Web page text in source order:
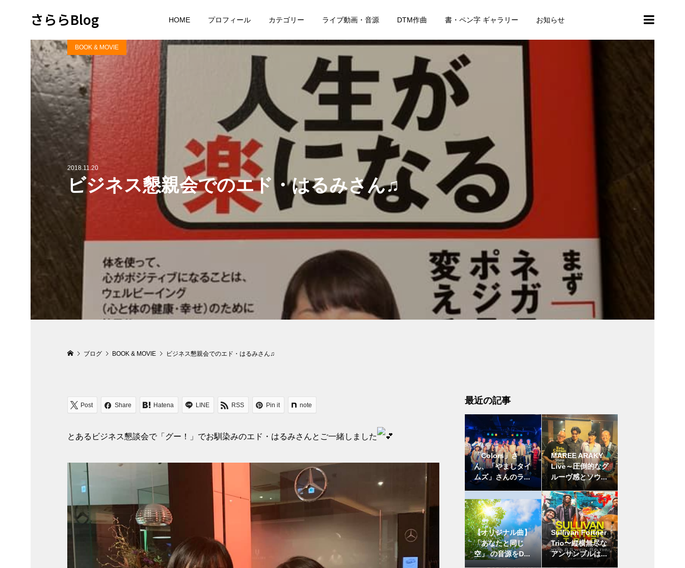
さららBlog HOME プロフィール カテゴリー ライブ動画・音源 DTM作曲 書・ペン字 ギャラリー お知らせ
2018.11.20
ビジネス懇親会でのエド・はるみさん♫
BOOK & MOVIE
ブログ BOOK & MOVIE ビジネス懇親会でのエド・はるみさん♫
Post Share Hatena LINE RSS Pin it note
とあるビジネス懇談会で「グー！」でお馴染みのエド・はるみさんとご一緒しました
最近の記事
「Colors」さ
ん、「やましタイ
ムズ」さんのラ...
MAREE ARAKY
Live～圧倒的なグ
ルーヴ感とソウ...
【オリジナル曲】
「あなたと同じ
空」 の音源をD...
Sullivan Fortner
Trio〜縦横無尽な
アンサンブルは...